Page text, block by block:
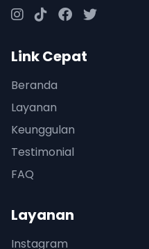
Link Cepat
Beranda
Layanan
Keunggulan
Testimonial
FAQ
Layanan
Instagram